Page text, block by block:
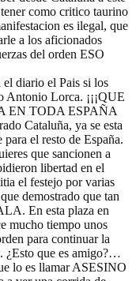
como critico taurino
es ilegal, que
a los aficionados
del orden ESO
el diario el Pais si los
Antonio Lorca. ¡¡¡QUE
EN TODA ESPAÑA
Cataluña, ya se esta
el resto de España.
que sancionen a
libertad en el
el festejo por varias
demostrado que tan
En esta plaza en
mucho tiempo unos
para continuar la
¿Esto que es amigo?…
lo es llamar ASESINO